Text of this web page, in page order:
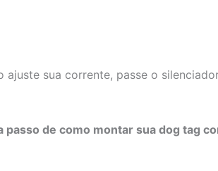
sua corrente, passe o
passo de como montar sua dog tag